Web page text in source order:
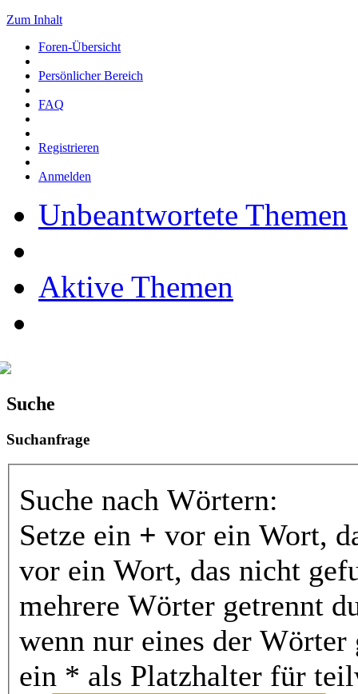
Zum Inhalt
Foren-Übersicht
Persönlicher Bereich
FAQ
Registrieren
Anmelden
Unbeantwortete Themen
Aktive Themen
Suche
Suchanfrage
Suche nach Wörtern:
Setze ein + vor ein Wort,
vor ein Wort, das nicht
mehrere Wörter getrennt
wenn nur eines der Wörter
ein * als Platzhalter für